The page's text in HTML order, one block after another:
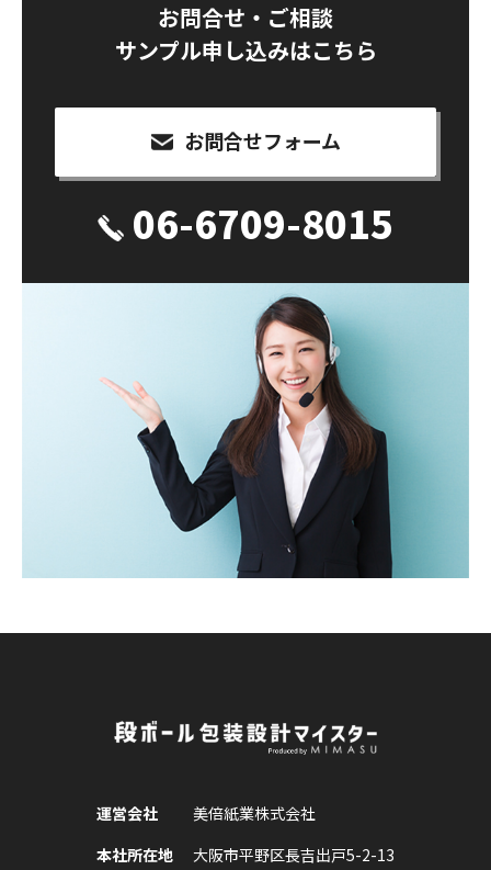
お問合せ・ご相談
サンプル申し込みはこちら
お問合せフォーム
06-6709-8015
運営会社
美倍紙業株式会社
本社所在地
大阪市平野区長吉出戸5-2-13